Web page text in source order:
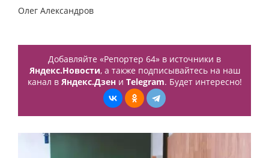
Олег Александров
Добавляйте «Репортер 64» в источники в
Яндекс.Новости, а также подписывайтесь на наш
канал в Яндекс.Дзени Telegram. Будет интересно!